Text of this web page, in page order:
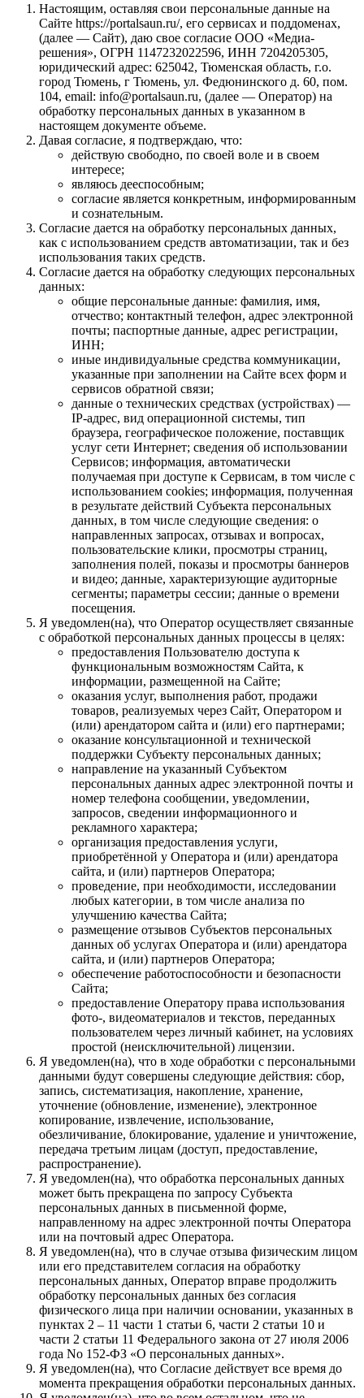
Настоящим, оставляя свои персональные данные на
Сайте https://portalsaun.ru/, его сервисах и поддоменах,
(далее — Сайт), даю свое согласие ООО «Медиа-
решения», ОГРН 1147232022596, ИНН 7204205305,
юридический адрес: 625042, Тюменская область, г.о.
город Тюмень, г Тюмень, ул. Федюнинского д. 60, пом.
104, email: info@portalsaun.ru, (далее — Оператор) на
обработку персональных данных в указанном в
настоящем документе объеме.
Давая согласие, я подтверждаю, что:
действую свободно, по своей воле и в своем
интересе;
являюсь дееспособным;
согласие является конкретным, информированным
и сознательным.
Согласие дается на обработку персональных данных,
как с использованием средств автоматизации, так и без
использования таких средств.
Согласие дается на обработку следующих персональных
данных:
общие персональные данные: фамилия, имя,
отчество; контактный телефон, адрес электронной
почты; паспортные данные, адрес регистрации,
ИНН;
иные индивидуальные средства коммуникации,
указанные при заполнении на Сайте всех форм и
сервисов обратной связи;
данные о технических средствах (устройствах) —
IP-адрес, вид операционной системы, тип
браузера, географическое положение, поставщик
услуг сети Интернет; сведения об использовании
Сервисов; информация, автоматически
получаемая при доступе к Сервисам, в том числе с
использованием cookies; информация, полученная
в результате действий Субъекта персональных
данных, в том числе следующие сведения: о
направленных запросах, отзывах и вопросах,
пользовательские клики, просмотры страниц,
заполнения полей, показы и просмотры баннеров
и видео; данные, характеризующие аудиторные
сегменты; параметры сессии; данные о времени
посещения.
Я уведомлен(на), что Оператор осуществляет связанные
с обработкой персональных данных процессы в целях:
предоставления Пользователю доступа к
функциональным возможностям Сайта, к
информации, размещенной на Сайте;
оказания услуг, выполнения работ, продажи
товаров, реализуемых через Сайт, Оператором и
(или) арендатором сайта и (или) его партнерами;
оказание консультационной и технической
поддержки Субъекту персональных данных;
направление на указанный Субъектом
персональных данных адрес электронной почты и
номер телефона сообщении, уведомлении,
запросов, сведении информационного и
рекламного характера;
организация предоставления услуги,
приобретённой у Оператора и (или) арендатора
сайта, и (или) партнеров Оператора;
проведение, при необходимости, исследовании
любых категории, в том числе анализа по
улучшению качества Сайта;
размещение отзывов Субъектов персональных
данных об услугах Оператора и (или) арендатора
сайта, и (или) партнеров Оператора;
обеспечение работоспособности и безопасности
Сайта;
предоставление Оператору права использования
фото-, видеоматериалов и текстов, переданных
пользователем через личный кабинет, на условиях
простой (неисключительной) лицензии.
Я уведомлен(на), что в ходе обработки с персональными
данными будут совершены следующие действия: сбор,
запись, систематизация, накопление, хранение,
уточнение (обновление, изменение), электронное
копирование, извлечение, использование,
обезличивание, блокирование, удаление и уничтожение,
передача третьим лицам (доступ, предоставление,
распространение).
Я уведомлен(на), что обработка персональных данных
может быть прекращена по запросу Субъекта
персональных данных в письменной форме,
направленному на адрес электронной почты Оператора
или на почтовый адрес Оператора.
Я уведомлен(на), что в случае отзыва физическим лицом
или его представителем согласия на обработку
персональных данных, Оператор вправе продолжить
обработку персональных данных без согласия
физического лица при наличии основании, указанных в
пунктах 2 – 11 части 1 статьи 6, части 2 статьи 10 и
части 2 статьи 11 Федерального закона от 27 июля 2006
года No 152-ФЗ «О персональных данных».
Я уведомлен(на), что Согласие действует все время до
момента прекращения обработки персональных данных.